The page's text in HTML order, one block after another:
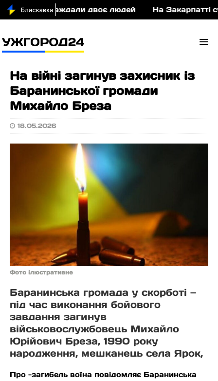
постраждали двоє людей На Закарпатті
На війні загинув захисник із
Баранинської громади
Михайло Бреза
18.05.2026
Фото ілюстративне
Баранинська громада у скорботі —
під час виконання бойового
завдання загинув
військовослужбовець Михайло
Юрійович Бреза, 1990 року
народження, мешканець села Ярок,
Про -загибель воїна повідомляє Баранинська